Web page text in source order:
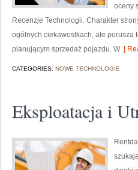
oceny
Recenzje Technologii. Charakter
ogólnych ciekawostkach, ale porusza
planującym sprzedaż pojazdu. W [
CATEGORIES: NOWE TECHNOLOGIE
Eksploatacja i